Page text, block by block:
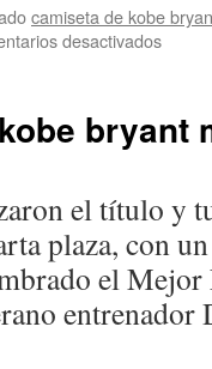
camiseta de kobe
desactivadosen
kobe
los
lakers
bryant
el título y
plaza, con
el